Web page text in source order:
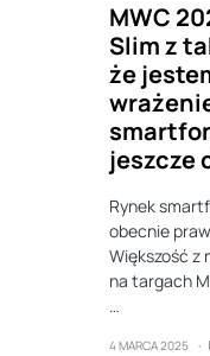
MWC
Slim z
że
jeszcze
Rynek
obecnie
Większość z
na targach
…
4 MARCA 2025